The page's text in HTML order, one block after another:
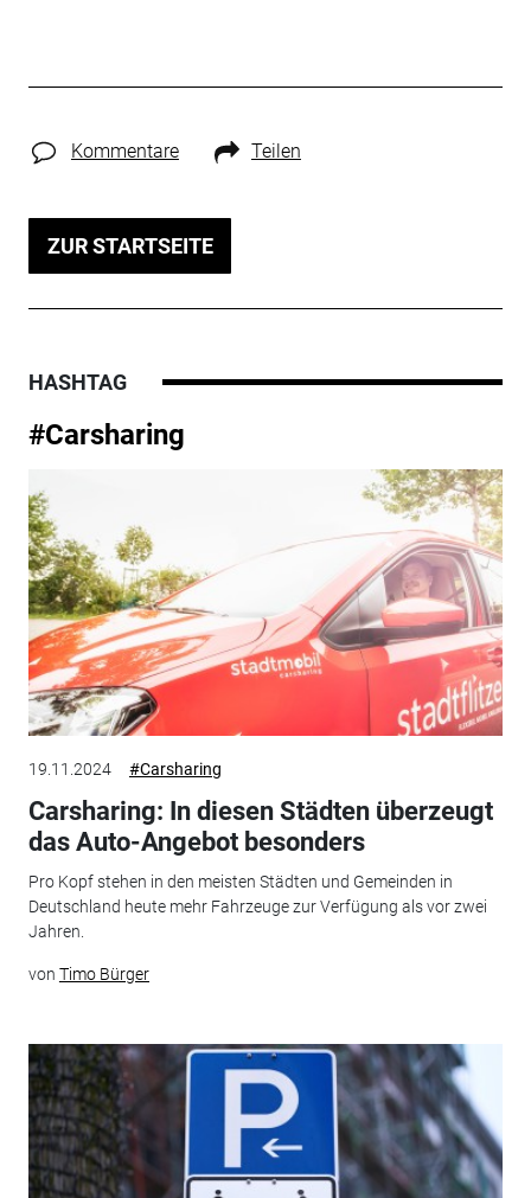
Kommentare Teilen
ZUR STARTSEITE
HASHTAG
#Carsharing
19.11.2024 #Carsharing
Carsharing: In diesen Städten überzeugt
das Auto-Angebot besonders
Pro Kopf stehen in den meisten Städten und Gemeinden in
Deutschland heute mehr Fahrzeuge zur Verfügung als vor zwei
Jahren.
von Timo Bürger